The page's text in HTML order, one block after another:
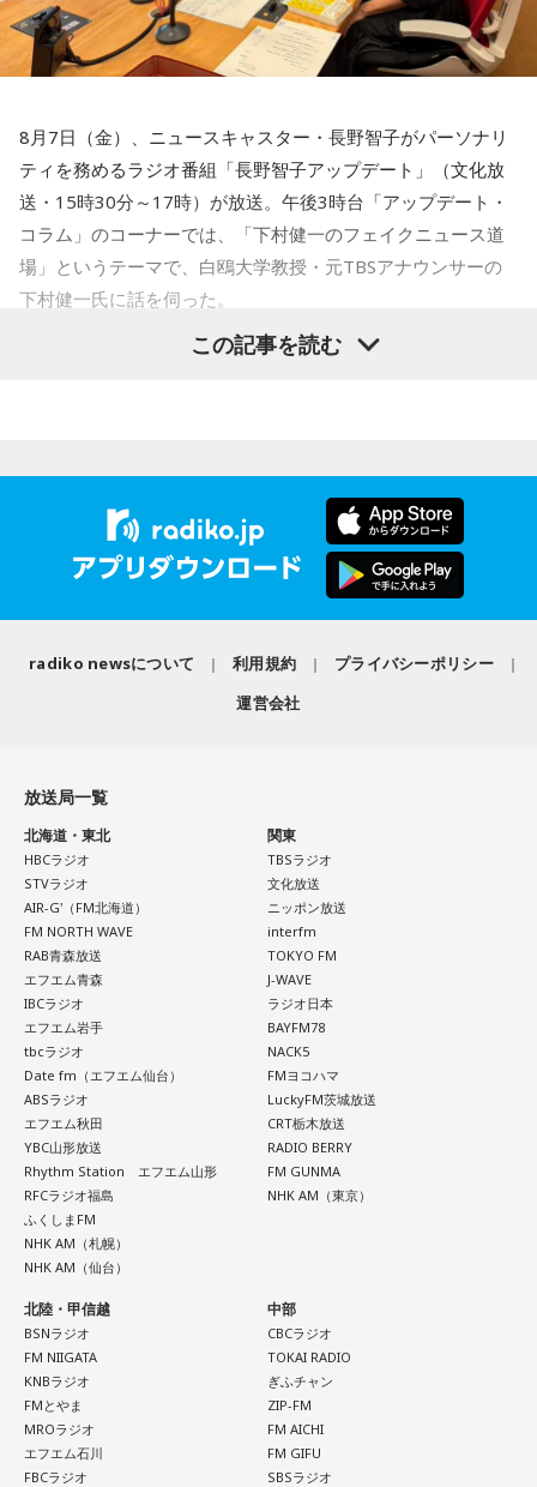
■令和8年8月8日の「8」が並ぶ日に注目が集まる理由
数字の「8」は、末広がりの形から縁起の良い数字として親し
まれており、開店日や記念日、イベントの開催日として選ば
れることもあります。
ただし、「8」が並ぶこと自体が暦上の吉日を意味するわけで
はありません。
2026年8月8日は、こうした縁起の良いイメージに加え、「寅
2026年8月8日は、寅の日と先勝が重なる開運日です。さら
に、「令和8年8月8日」と「8」が並ぶ覚えやすい日付である
ことから、縁起を意識する人にとっても印象深い一日となり
り、幸運や成功を約束するものではありません。
いでしょう。
日々の暮らしを少し前向きにするヒントとして、2026年8月8
日の「寅の日」を過ごしてみてはいかがでしょうか。
善意につけ込む手口に冷静な対応を
求めるケースなど、過去に確認された手口も紹介されまし
被災地を支援したいという善意は大切ですが、その気持ちを
悪用する犯罪から身を守るためには、相手の身元や支援団体
の正当性を確認し、不審に感じた場合はすぐに相談すること
の被害を防いでほしいと呼びかけました。
気になる方は、radikoのタイムフリーで放送をチェックして
みてください。
8月7日（金）、ニュースキャスター・長野智子がパーソナリ
ティを務めるラジオ番組「長野智子アップデート」（文化放
送・15時30分～17時）が放送。午後3時台「アップデート・
コラム」のコーナーでは、「下村健一のフェイクニュース道
場」というテーマで、白鴎大学教授・元TBSアナウンサーの
下村健一氏に話を伺った。
「今回は、先週発生した熊本地震関連(のフェイクニ
「発生の3日後には、熊本県警の犯罪抑止対策室っていう
ところがX(エックス)でかなり強い口調で警告を出しているん
です。『非常時にインプ稼ぎの偽情報は許されません』と。
と思うのは、前回の10年前の熊本地震や、それから能登半島
地震では『偽情報を投稿した者を検挙しております』と。
長野「あー、なるほど」
下村「今回は細かい事例をご紹介する前に、時々このコーナ
ーで引用させていただいているJFC、日本ファクトチェックセ
ンターが一昨年、能登半島地震の直後に注意喚起した、『地
震の時のデマってこのパターンがあるよ』っていう類型があ
りまして、このパターンを下村流にアレンジして短い言葉で
ご紹介します。まず“嘘被害”。昔の津波の映像とかを出しちゃ
って、それでインプレッションを稼ぐっていうやつ。それか
ら“嘘SOS”。『こんな被害に遭いました、助けてー！』ってい
うけど実は無いじゃんっていうやつ。それから“嘘寄付”」
長野 「あー！これも今、問題になってます」
下村「ね。これはもうストレートに『これでお金集めちゃお
う』っていうやつ。それから“嘘犯罪”。『こういう犯罪が起き
てるから気をつけろ！』っていう。特に外国人と絡めて煽っ
てくるっていうのは多いです。そして“嘘陰謀論”。『この地震
も人工地震だぞ』とか」
長野「なんか『こんな雲が出たら揺れるぞ』みたいなね？」
この記事を読む
radiko newsについて 利用規約
プライバシーポリシー
運営会社
放送局一覧
北海道・東北
HBCラジオ
STVラジオ
AIR-G'（FM北海道）
FM NORTH WAVE
RAB青森放送
エフエム青森
IBCラジオ
エフエム岩手
tbcラジオ
Date fm（エフエム仙台）
ABSラジオ
エフエム秋田
YBC山形放送
Rhythm Station エフエム山形
RFCラジオ福島
ふくしまFM
NHK AM（札幌）
NHK AM（仙台）
関東
TBSラジオ
文化放送
ニッポン放送
interfm
TOKYO FM
J-WAVE
ラジオ日本
BAYFM78
NACK5
FMヨコハマ
LuckyFM茨城放送
CRT栃木放送
RADIO BERRY
FM GUNMA
NHK AM（東京）
北陸・甲信越
BSNラジオ
FM NIIGATA
KNBラジオ
FMとやま
MROラジオ
エフエム石川
FBCラジオ
中部
CBCラジオ
TOKAI RADIO
ぎふチャン
ZIP-FM
FM AICHI
FM GIFU
SBSラジオ